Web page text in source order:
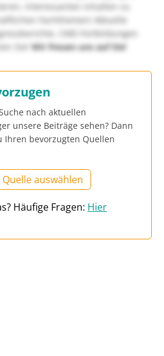
interessanten Inhalten zu
Fachthemen! Aktuelle
CME-Fortbildungen
Sie!Wir freuen uns auf Sie!
nach aktuellen
unsere Beiträge sehen? Dann
Ihren bevorzugten Quellen
auswählen
Häufige Fragen: Hier